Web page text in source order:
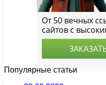
Популярные статьи